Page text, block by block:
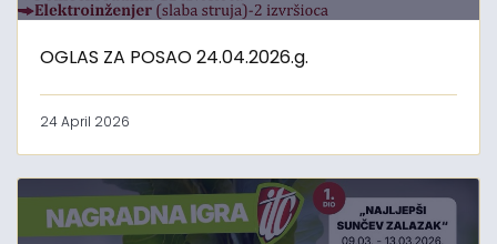
OGLAS ZA POSAO 24.04.2026.g.
24 April 2026